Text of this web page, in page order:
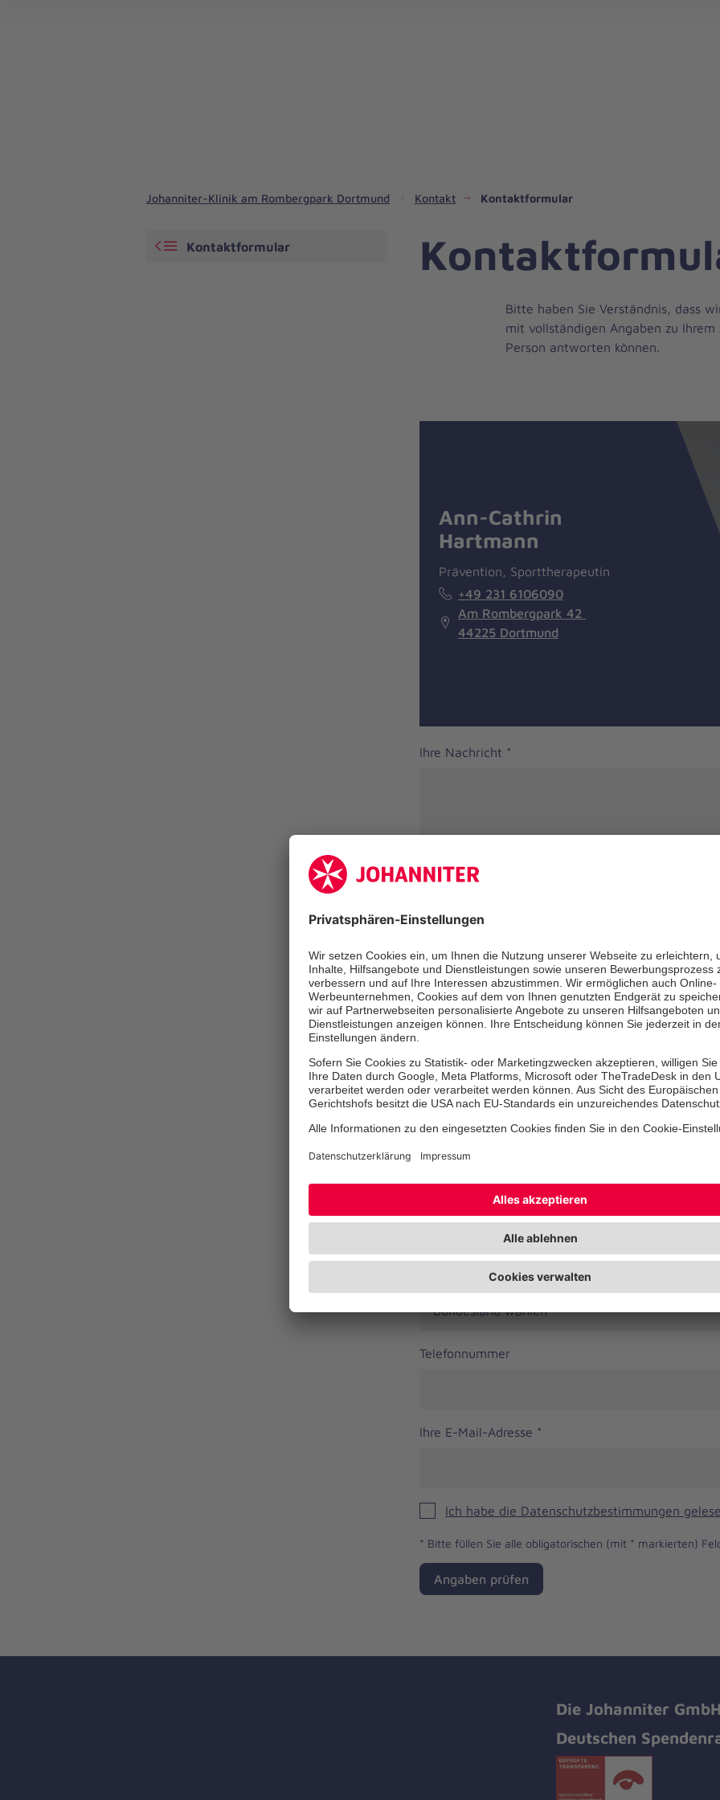
Johanniter-Klinik am Rombergpark Dortmund Kontakt Kontaktformular
Bitte haben Sie Verständnis, dass
mit vollständigen Angaben zu Ihrem
Person antworten können.
Ann-Cathrin
Hartmann
Prävention, Sporttherapeutin
+49 231 6106090
Am Rombergpark 42
44225 Dortmund
Ihre Nachricht *
Anrede
Frau
Divers
Ort*
Telefonnummer
Ihre E-Mail-Adresse *
Ich habe die Datenschutzbestimmungen
* Bitte füllen Sie alle obligatorischen (mit * markierten)
Angaben prüfen
Kontaktformular
Die Johanniter
Deutschen